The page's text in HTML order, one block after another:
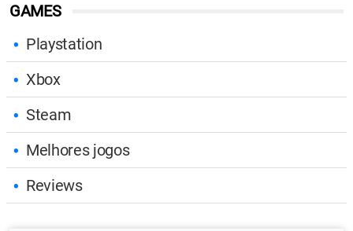
GAMES
Playstation
Xbox
Steam
Melhores jogos
Reviews